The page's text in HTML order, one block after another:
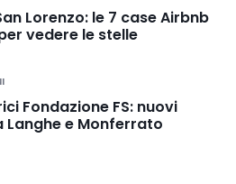
Lorenzo: le 7 case Airbnb
vedere le stelle
Fondazione FS: nuovi
e Monferrato